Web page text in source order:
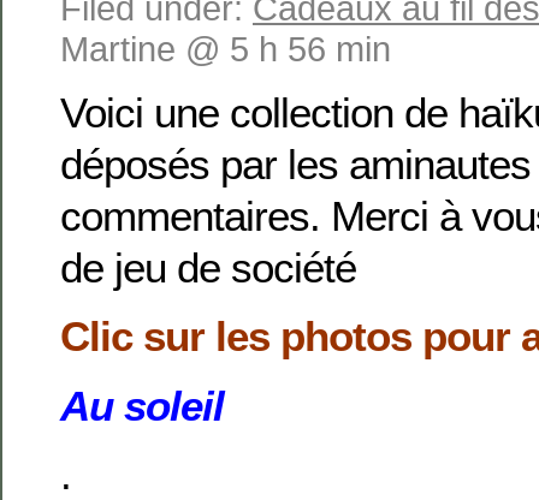
Martine @ 5 h 56 min
Voici une collection de
déposés par les
commentaires. Merci à
de jeu de société
Clic sur les photos pour
Au soleil
.